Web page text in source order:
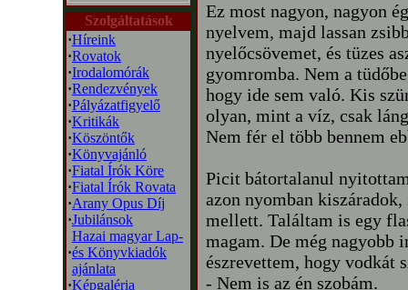
Szolgáltatások
·Híreink
·Rovatok
·Irodalomórák
·Rendezvények
·Pályázatfigyelő
·Kritikák
·Köszöntők
·Könyvajánló
·Fiatal Írók Köre
·Fiatal Írók Rovata
·Arany Opus Díj
·Jubilánsok
·
Hazai magyar Lap-
és Könyvkiadók
ajánlata
·Képgaléria
Ez most nagyon, nagyon
nyelvem, majd lassan
nyelőcsövemet, és tüzes
gyomromba. Nem a
hogy ide sem való. Kis
olyan, mint a víz, csak
Nem fér el több bennem
Picit bátortalanul
azon nyomban
mellett. Találtam is egy
magam. De még
észrevettem, hogy vodkát
- Nem is az én szobám.